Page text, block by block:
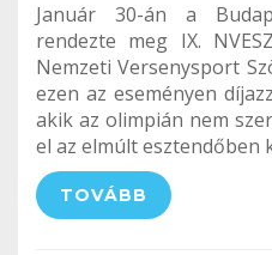
Január 30-án a
rendezte meg IX.
Nemzeti Versenysport
ezen az eseményen
akik az olimpián nem
el az elmúlt esztendőben
TOVÁBB